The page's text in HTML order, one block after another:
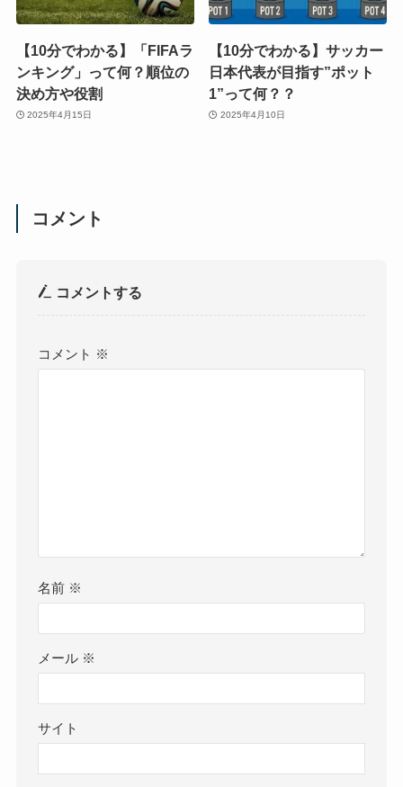
【10分でわかる】「FIFAラ
ンキング」って何？順位の
決め方や役割
2025年4月15日
【10分でわかる】サッカー
日本代表が目指す”ポット
1”って何？？
2025年4月10日
コメント
コメントする
コメント ※
名前 ※
メール ※
サイト